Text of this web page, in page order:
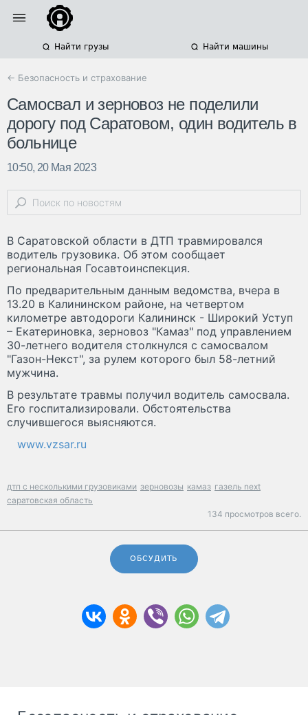
Найти грузы Найти машины
← Безопасность и страхование
Самосвал и зерновоз не поделили
дорогу под Саратовом, один водитель в
больнице
10:50, 20 Мая 2023
В Саратовской области в ДТП травмировался
водитель грузовика. Об этом сообщает
региональная Госавтоинспекция.
По предварительным данным ведомства, вчера в
13.20 в Калининском районе, на четвертом
километре автодороги Калининск - Широкий Уступ
– Екатериновка, зерновоз "Камаз" под управлением
30-летнего водителя столкнулся с самосвалом
"Газон-Некст", за рулем которого был 58-летний
мужчина.
В результате травмы получил водитель самосвала.
Его госпитализировали. Обстоятельства
случившегося выясняются.
www.vzsar.ru
дтп с несколькими грузовиками зерновозы камаз газель next
саратовская область
134 просмотров всего.
ОБСУДИТЬ